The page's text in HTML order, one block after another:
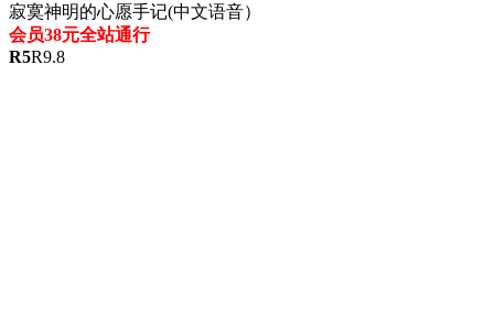
寂寞神明的心愿手记(中文语音）
会员38元全站通行
R5R9.8